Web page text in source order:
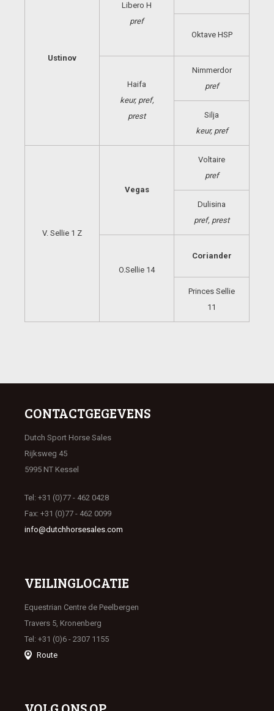
Ustinov
Libero H
pref
Oktave HSP
Haifa
keur, pref,
prest
Nimmerdor
pref
Silja
keur, pref
V. Sellie 1 Z
Vegas
Voltaire
pref
Dulisina
pref, prest
O.Sellie 14
Coriander
Princes Sellie
11
CONTACTGEGEVENS
Dutch Sport Horse Sales
Rijksweg 45
5995 NT Kessel
Tel: +31 (0)77 - 462 0428
Fax: +31 (0)77 - 462 0099
info@dutchhorsesales.com
VEILINGLOCATIE
Equestrian Centre de Peelbergen
Travers 5, Kronenberg
Tel: +31 (0)6 - 2307 1155
Route